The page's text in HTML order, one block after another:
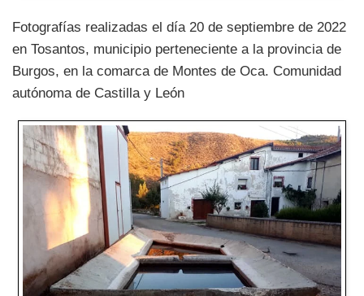
Fotografías realizadas el día 20 de septiembre de 2022
en Tosantos, municipio perteneciente a la provincia de
Burgos, en la comarca de Montes de Oca. Comunidad
autónoma de Castilla y León